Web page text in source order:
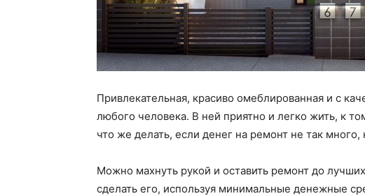
Привлекательная, красиво омеблированная и с
любого человека. В ней приятно и легко жить, к
что же делать, если денег на ремонт не так
Можно махнуть рукой и оставить ремонт до
сделать его, используя минимальные денежные